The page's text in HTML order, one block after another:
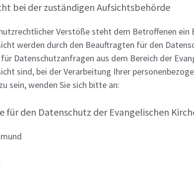
bei der zuständigen Aufsichtsbehörde
Verstöße steht dem Betroffenen
werden durch den Beauftragten für den
Datenschutzanfragen aus dem Bereich der
sind, bei der Verarbeitung Ihrer
sein, wenden Sie sich bitte an:
für den Datenschutz der Evangelischen